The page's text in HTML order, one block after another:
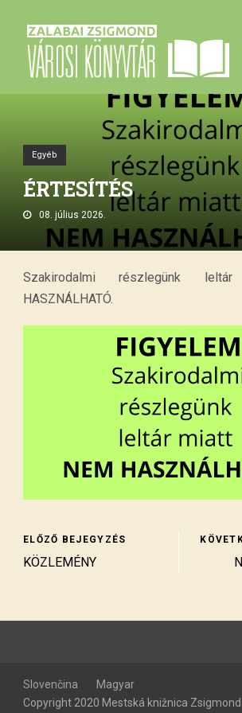
Egyéb
ÉRTESÍTÉS
08. július 2026.
Szakirodalmi részlegünk
HASZNÁLHATÓ.
ELŐZŐ BEJEGYZÉS
KÖZLEMÉNY
Slovenčina
Magyar
Copyright 2020 Mestská knižnica